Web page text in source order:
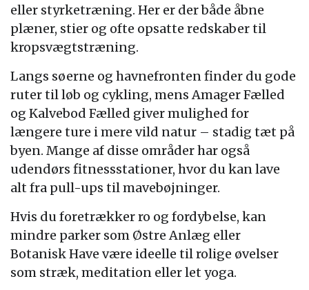
eller styrketræning. Her er der både åbne
plæner, stier og ofte opsatte redskaber til
kropsvægtstræning.
Langs søerne og havnefronten finder du gode
ruter til løb og cykling, mens Amager Fælled
og Kalvebod Fælled giver mulighed for
længere ture i mere vild natur – stadig tæt på
byen. Mange af disse områder har også
udendørs fitnessstationer, hvor du kan lave
alt fra pull-ups til mavebøjninger.
Hvis du foretrækker ro og fordybelse, kan
mindre parker som Østre Anlæg eller
Botanisk Have være ideelle til rolige øvelser
som stræk, meditation eller let yoga.